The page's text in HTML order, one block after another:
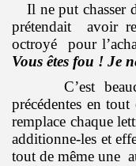
Il ne put chasser
prétendait avoir
octroyé pour
Vous êtes fou ! Je
C’est
précédentes en
remplace chaque
additionne-les et
tout de même une